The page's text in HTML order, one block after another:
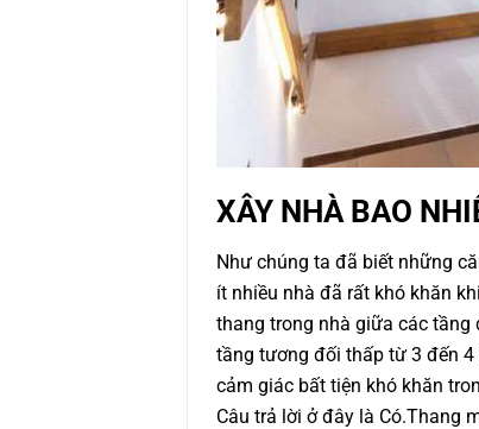
XÂY NHÀ BAO
Như chúng ta đã biết những
ít nhiều nhà đã rất khó khăn
thang trong nhà giữa các
tầng tương đối thấp từ 3 đến
cảm giác bất tiện khó khăn
Câu trả lời ở đây là Có.Thang